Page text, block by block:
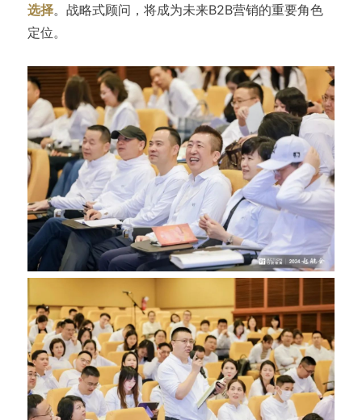
选择。战略式顾问，将成为未来B2B营销的重要角色
定位。